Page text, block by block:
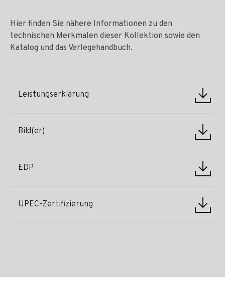
Hier finden Sie nähere Informationen zu den
technischen Merkmalen dieser Kollektion sowie den
Katalog und das Verlegehandbuch.
Leistungserklärung
Bild(er)
EDP
UPEC-Zertifizierung